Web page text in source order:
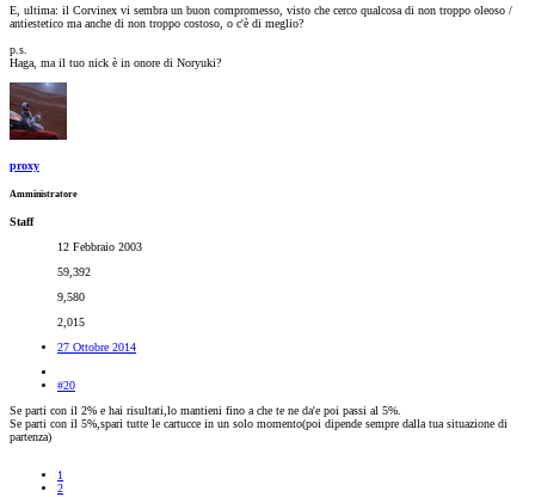
E, ultima: il Corvinex vi sembra un buon compromesso, visto che cerco qualcosa di non troppo oleoso /
antiestetico ma anche di non troppo costoso, o c'è di meglio?
p.s.
Haga, ma il tuo nick è in onore di Noryuki?
proxy
Amministratore
Staff
12 Febbraio 2003
59,392
9,580
2,015
27 Ottobre 2014
#20
Se parti con il 2% e hai risultati,lo mantieni fino a che te ne da'e poi passi al 5%.
Se parti con il 5%,spari tutte le cartucce in un solo momento(poi dipende sempre dalla tua situazione di
partenza)
1
2